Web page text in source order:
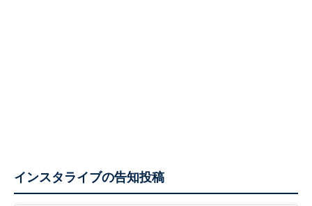
インスタライブの告知投稿